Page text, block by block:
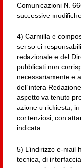
Comunicazioni N.
successive modifiche.
4) Carmilla è
senso di
redazionale e del
pubblicati non
necessariamente e
dell'intera
aspetto va tenuto
azione o richiesta,
contenziosi,
indicata.
5) L’indirizzo e-mail
tecnica, di